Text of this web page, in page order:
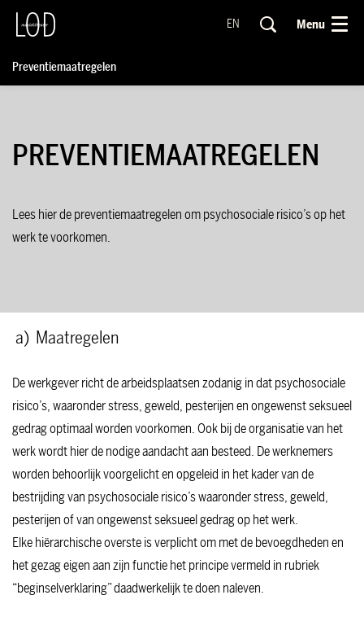
EN Menu
Preventiemaatregelen
PREVENTIEMAATREGELEN
Lees hier de preventiemaatregelen om psychosociale risico’s op het
werk te voorkomen.
a) Maatregelen
De werkgever richt de arbeidsplaatsen zodanig in dat psychosociale
risico’s, waaronder stress, geweld, pesterijen en ongewenst seksueel
gedrag optimaal worden voorkomen. Ook bij de organisatie van het
werk wordt hier de nodige aandacht aan besteed. De werknemers
worden behoorlijk voorgelicht en opgeleid in het kader van de
bestrijding van psychosociale risico’s waaronder stress, geweld,
pesterijen of van ongewenst seksueel gedrag op het werk.
Elke hiërarchische overste is verplicht om met de bevoegdheden en
het gezag eigen aan zijn functie het principe vermeld in rubriek
“beginselverklaring” daadwerkelijk te doen naleven.